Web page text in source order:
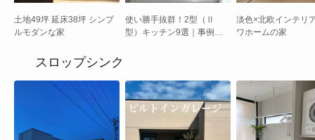
土地49坪 延床38坪 シンプ
ルモダンな家
使い勝手抜群！2型（Ⅱ
型）キッチン9選｜事例写
淡色×北欧インテリ
ワホームの家
スロップシンク